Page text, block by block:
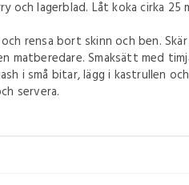
och lagerblad. Låt koka cirka 25
rensa bort skinn och ben.
matberedare. Smaksätt med
i små bitar, lägg i kastrullen
servera.